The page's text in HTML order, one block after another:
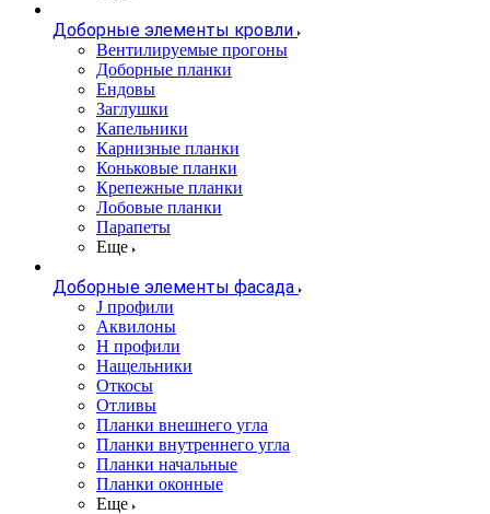
Доборные элементы кровли
Вентилируемые прогоны
Доборные планки
Ендовы
Заглушки
Капельники
Карнизные планки
Коньковые планки
Крепежные планки
Лобовые планки
Парапеты
Еще
Доборные элементы фасада
J профили
Аквилоны
Н профили
Нащельники
Откосы
Отливы
Планки внешнего угла
Планки внутреннего угла
Планки начальные
Планки оконные
Еще